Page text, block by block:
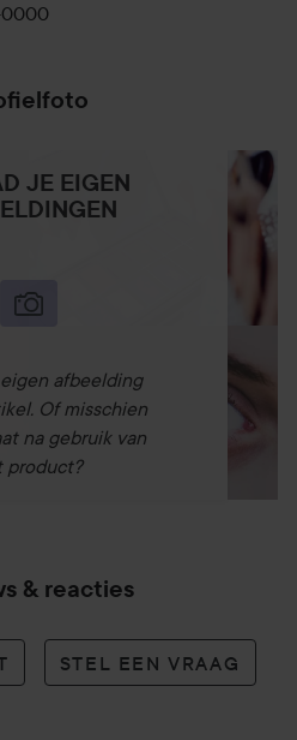
0000
JE EIGEN
afbeelding
Of misschien
na gebruik van
product?
& reacties
STEL EEN VRAAG